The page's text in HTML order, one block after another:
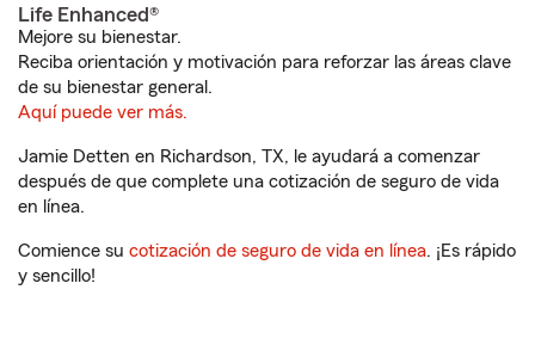
Life Enhanced®
Mejore su bienestar.
Reciba orientación y motivación para reforzar las áreas clave
de su bienestar general.
Aquí puede ver más.
Jamie Detten en Richardson, TX, le ayudará a comenzar
después de que complete una cotización de seguro de vida
en línea.
Comience su cotización de seguro de vida en línea. ¡Es rápido
y sencillo!